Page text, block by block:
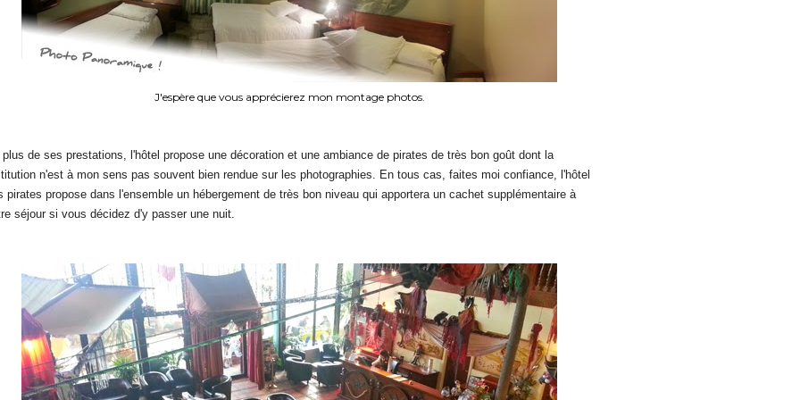
J'espère que vous apprécierez mon montage photos.
plus de ses prestations, l'hôtel propose une décoration et une ambiance de pirates de très bon goût dont la
n'est à mon sens pas souvent bien rendue sur les photographies. En tous cas, faites moi confiance, l'hôtel
pirates propose dans l'ensemble un hébergement de très bon niveau qui apportera un cachet supplémentaire à
séjour si vous décidez d'y passer une nuit.